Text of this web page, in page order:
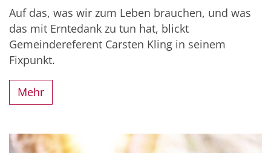
Auf das, was wir zum Leben brauchen, und was
das mit Erntedank zu tun hat, blickt
Gemeindereferent Carsten Kling in seinem
Fixpunkt.
Mehr